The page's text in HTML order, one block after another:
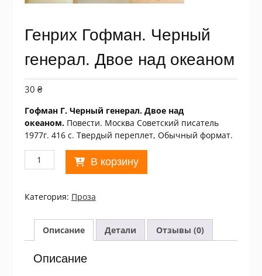
Генрих Гофман. Черный
генерал. Двое над океаном
30 ₴
Гофман Г. Черный генерал. Двое над
океаном. Повести. Москва Советский писатель
1977г. 416 с. Твердый переплет, Обычный формат.
Количество
товара
Гофман.
Черный
генерал.
Двое
над
океаном
В корзину
Категория: Проза
Описание Детали Отзывы (0)
Описание